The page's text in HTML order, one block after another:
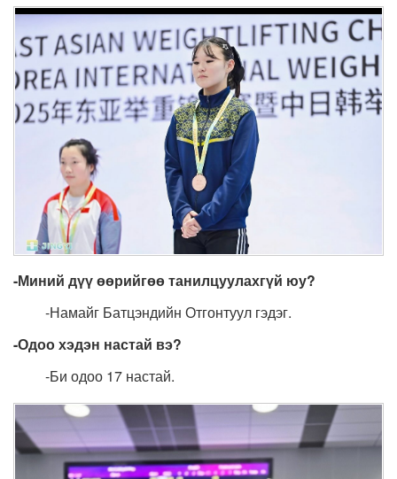
-Миний дүү өөрийгөө танилцуулахгүй юу?
-Намайг Батцэндийн Отгонтуул гэдэг.
-Одоо хэдэн настай вэ?
-Би одоо 17 настай.